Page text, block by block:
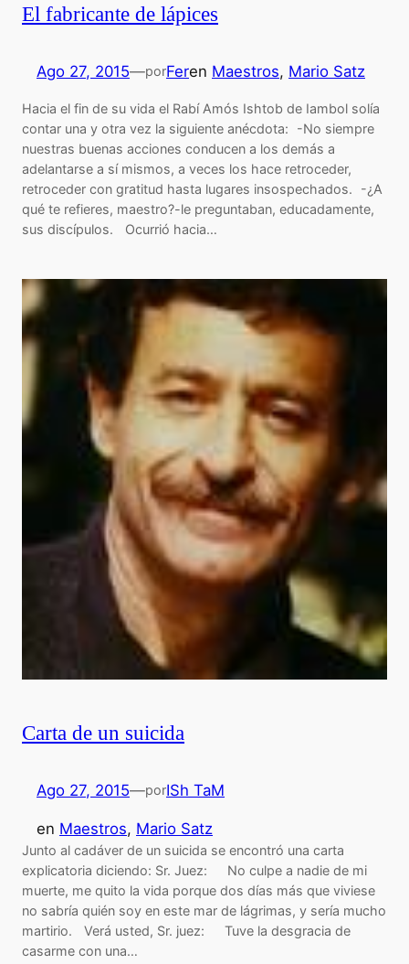
El fabricante de lápices
Ago 27, 2015—porFeren Maestros, Mario Satz
Hacia el fin de su vida el Rabí Amós Ishtob de Iambol solía
contar una y otra vez la siguiente anécdota: -No siempre
nuestras buenas acciones conducen a los demás a
adelantarse a sí mismos, a veces los hace retroceder,
retroceder con gratitud hasta lugares insospechados. -¿A
qué te refieres, maestro?-le preguntaban, educadamente,
sus discípulos. Ocurrió hacia…
Carta de un suicida
Ago 27, 2015—porISh TaM
en Maestros, Mario Satz
Junto al cadáver de un suicida se encontró una carta
explicatoria diciendo: Sr. Juez: No culpe a nadie de mi
muerte, me quito la vida porque dos días más que viviese
no sabría quién soy en este mar de lágrimas, y sería mucho
martirio. Verá usted, Sr. juez: Tuve la desgracia de
casarme con una…